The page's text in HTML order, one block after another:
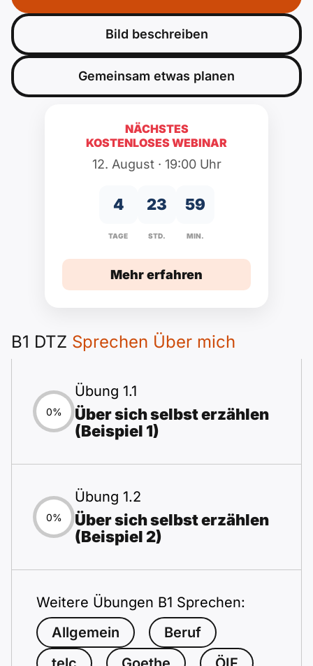
Pflege (telc)
A2 ÖIF
B1 telc
B1 Goethe
B2 telc
B2 Goethe
Mehr Tools
Online-Kurse
Lebenslauf erstellen
Motivationsbriefe
Bild beschreiben
Gemeinsam etwas planen
NÄCHSTES
KOSTENLOSES WEBINAR
12. August · 19:00 Uhr
4
TAGE
23
STD.
59
MIN.
Mehr erfahren
B1 DTZ Sprechen Über mich
0%
Übung 1.1
Über sich selbst erzählen
(Beispiel 1)
0%
Übung 1.2
Über sich selbst erzählen
(Beispiel 2)
Weitere Übungen B1 Sprechen:
Allgemein
Beruf